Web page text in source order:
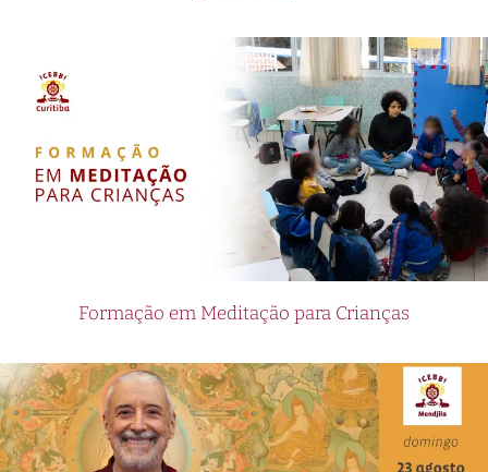
Formação em Meditação para Crianças